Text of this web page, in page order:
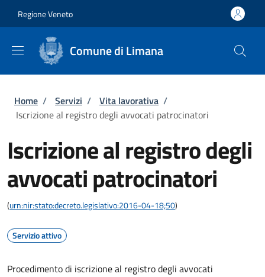
Regione Veneto
Comune di Limana
Briciole di pane
Home / Servizi / Vita lavorativa /
Iscrizione al registro degli avvocati patrocinatori
Iscrizione al registro degli
avvocati patrocinatori
(urn:nir:stato:decreto.legislativo:2016-04-18;50)
Servizio attivo
Procedimento di iscrizione al registro degli avvocati